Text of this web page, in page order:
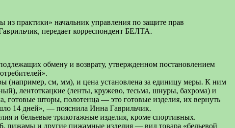
из практики» начальник управления по защите прав
передает корреспондент БЕЛТА.
обмену и возврату, утвержденном постановлением
(например, см, мм), и цена установлена за единицу меры. К ним
лентоткацкие (ленты, кружево, тесьма, шнуры, бахрома) и
готовые шторы, полотенца — это готовые изделия, их вернуть
14 дней», — пояснила Инна Гаврильчик.
и бельевые трикотажные изделия, кроме спортивных.
пижамы и другие пижамные изделия — вид товара «бельевой